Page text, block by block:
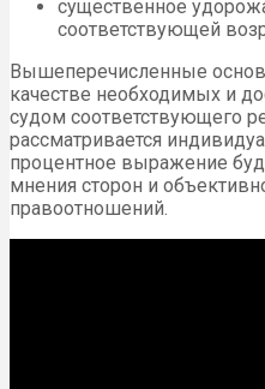
существенное
соответствующей
Вышеперечисленные
качестве необходимых и
судом соответствующего
рассматривается
процентное выражение
мнения сторон и
правоотношений.